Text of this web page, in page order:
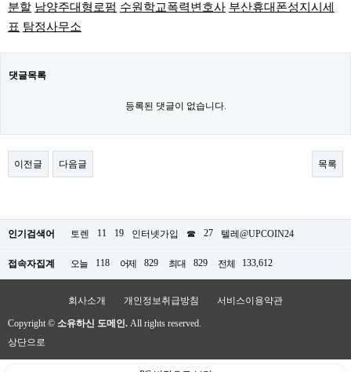
분할 남양주대형로펌 수원학교폭력변호사 부산휴대폰성지시세
표 탐정사무소
댓글목록
등록된 댓글이 없습니다.
이전글 다음글 목록
인기검색어 토렌 11 19 인터넷가입 ☎ 27 텔레@UPCOIN24
접속자집계 오늘 118 어제 829 최대 829 전체 133,612
회사소개 개인정보취급방침 서비스이용약관
Copyright © 소유하신 도메인. All rights reserved.
상단으로